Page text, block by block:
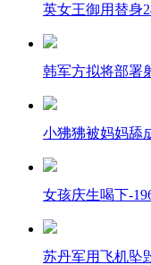
英女王御用替身
韩军方拟将部署
小狒狒被妈妈舔
女孩庆生喝下-
苏丹军用飞机坠